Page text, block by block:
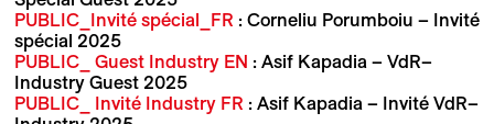
PUBLIC_Invité spécial_FR : Corneliu Porumboiu – Invité
spécial 2025
PUBLIC_ Guest Industry EN : Asif Kapadia – VdR–
Industry Guest 2025
PUBLIC_ Invité Industry FR : Asif Kapadia – Invité VdR–